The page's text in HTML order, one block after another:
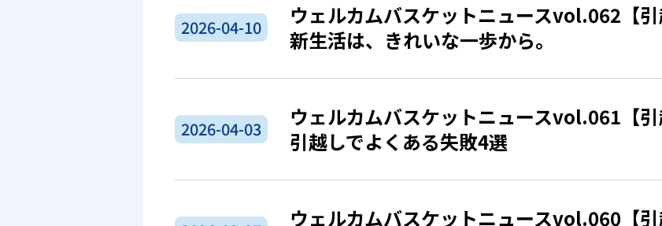
2026-04-10
ウェルカムバスケットニュースvol.062【引
新生活は、きれいな一歩から。
2026-04-03
ウェルカムバスケットニュースvol.061【引
引越しでよくある失敗4選
ウェルカムバスケットニュースvol.060【引